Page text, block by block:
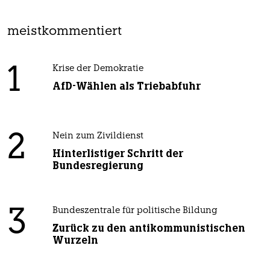
meistkommentiert
1 Krise der Demokratie
AfD-Wählen als Triebabfuhr
2 Nein zum Zivildienst
Hinterlistiger Schritt der
Bundesregierung
3 Bundeszentrale für politische Bildung
Zurück zu den antikommunistischen
Wurzeln